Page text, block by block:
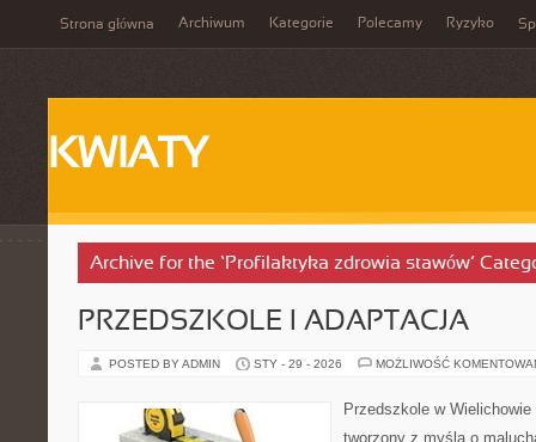
Strona główna Archiwum Kategorie Polecamy Ryzyko
KWIATY
Archive for the ‘Profilaktyka zdrowia stawów’
PRZEDSZKOLE I ADAPTACJA
POSTED BY ADMIN STY - 29 - 2026 MOŻLIWOŚĆ
Przedszkole w
tworzony z myślą o